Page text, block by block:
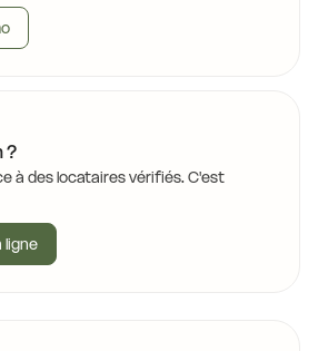
?
à des locataires vérifiés. C'est
ligne